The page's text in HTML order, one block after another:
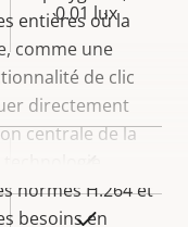
entières où la
comme une
de clic
directement
centrale de la
normes H.264 et
besoins en
0.01 lux
Oui